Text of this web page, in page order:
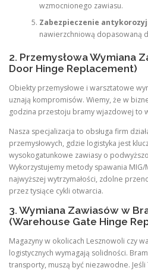
wzmocnionego zawiasu.
Zabezpieczenie
nawierzchniową dopasowaną
2. Przemysłowa Wymiana
Door Hinge Replacement)
Obiekty przemysłowe i warsztatowe
uznają kompromisów. Wiemy, że w
godzina przestoju bramy wjazdowej to
Nasza specjalizacja to obsługa firm
przemysłowych, gdzie logistyka jest
wysokogatunkowe zawiasy o
Wykorzystujemy metody spawania
najwyższej wytrzymałości, zdolne
przez tysiące cykli otwarcia.
3. Wymiana Zawiasów w
(Warehouse Gate Hinge
Magazyny w okolicach Lesznowoli czy
logistycznych wymagają solidności.
transporty, muszą być niezawodne.